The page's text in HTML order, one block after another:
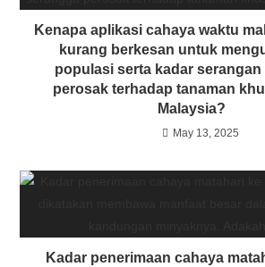
Kenapa aplikasi cahaya waktu
kurang berkesan untuk
populasi serta kadar
perosak terhadap tanaman
Malaysia?
May 13, 2025
Kadar penerimaan cahaya